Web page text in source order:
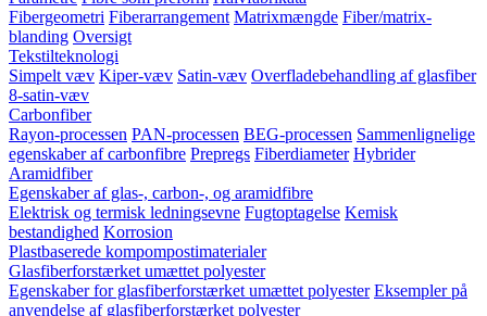
Fibergeometri Fiberarrangement Matrixmængde Fiber/matrix-
blanding Oversigt
Tekstilteknologi
Simpelt væv Kiper-væv Satin-væv Overfladebehandling af glasfiber
8-satin-væv
Carbonfiber
Rayon-processen PAN-processen BEG-processen Sammenlignelige
egenskaber af carbonfibre Prepregs Fiberdiameter Hybrider
Aramidfiber
Egenskaber af glas-, carbon-, og aramidfibre
Elektrisk og termisk ledningsevne Fugtoptagelse Kemisk
bestandighed Korrosion
Plastbaserede kompompostimaterialer
Glasfiberforstærket umættet polyester
Egenskaber for glasfiberforstærket umættet polyester Eksempler på
anvendelse af glasfiberforstærket polyester